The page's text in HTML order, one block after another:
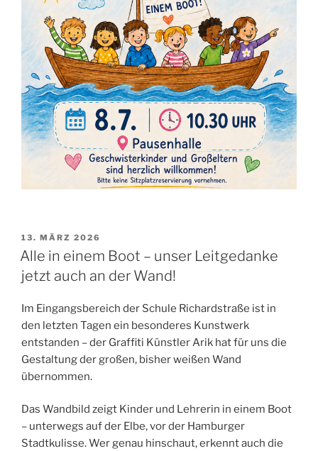
VERÖFFENTLICHT
AM
13. MÄRZ 2026
Alle in einem Boot – unser Leitgedanke
jetzt auch an der Wand!
Im Eingangsbereich der Schule Richardstraße ist in
den letzten Tagen ein besonderes Kunstwerk
entstanden – der Graffiti Künstler Arik hat für uns die
Gestaltung der großen, bisher weißen Wand
übernommen.
Das Wandbild zeigt Kinder und Lehrerin in einem Boot
– unterwegs auf der Elbe, vor der Hamburger
Stadtkulisse. Wer genau hinschaut, erkennt auch die